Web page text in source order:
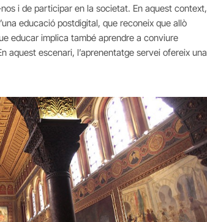
i de participar en la societat. En aquest context,
educació postdigital, que reconeix que allò
educar implica també aprendre a conviure
aquest escenari, l’aprenentatge servei ofereix una